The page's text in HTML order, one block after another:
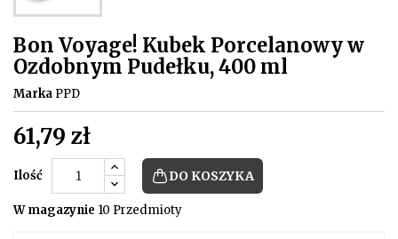
Bon Voyage! Kubek Porcelanowy w
Ozdobnym Pudełku, 400 ml
Marka PPD
61,79 zł
Ilość DO KOSZYKA
W magazynie 10 Przedmioty